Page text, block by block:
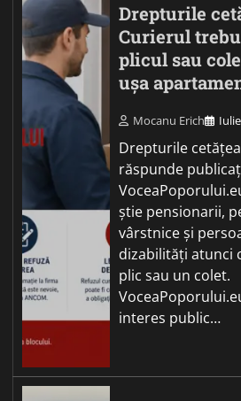
Drepturile
Curierul
plicul sau
ușa
Mocanu Erich
Drepturile
răspunde
știe pensionarii,
vârstnice și
dizabilități atunci
plic sau un colet.
interes public…